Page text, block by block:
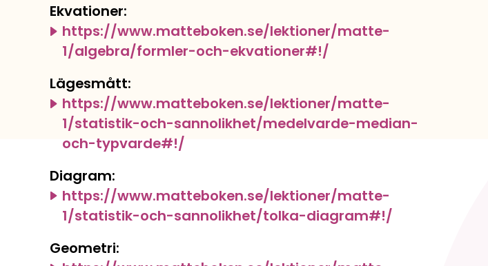
Ekvationer:
https://www.matteboken.se/lektioner/matte-
1/algebra/formler-och-ekvationer#!/
Lägesmått:
https://www.matteboken.se/lektioner/matte-
1/statistik-och-sannolikhet/medelvarde-median-
och-typvarde#!/
Diagram:
https://www.matteboken.se/lektioner/matte-
1/statistik-och-sannolikhet/tolka-diagram#!/
Geometri: